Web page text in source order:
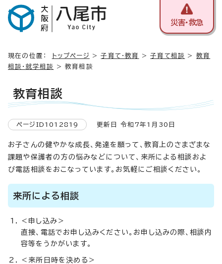
災害・救急
現在の位置： トップページ >子育て・教育 >子育て相談 > 教育
相談・就学相談
> 教育相談
教育相談
ページID1012819 更新日 令和7年1月30日
お子さんの健やかな成長、発達を願って、教育上のさまざまな
課題や保護者の方の悩みなどについて、来所による相談およ
び電話相談をおこなっています。お気軽にご相談ください。
来所による相談
＜申し込み＞
直接、電話でお申し込みください。お申し込みの際、相談内
容等をうかがいます。
＜来所日時を決める＞